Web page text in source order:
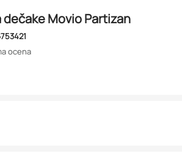
dečake Movio Partizan
ocena